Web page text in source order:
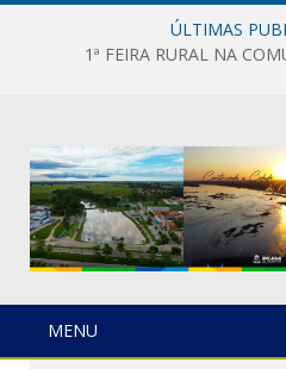
ÚLTIMAS
1ª FEIRA RURAL NA
MENU